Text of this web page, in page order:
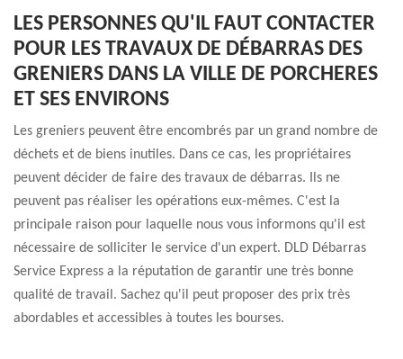
LES PERSONNES QU'IL FAUT CONTACTER
POUR LES TRAVAUX DE DÉBARRAS DES
GRENIERS DANS LA VILLE DE PORCHERES
ET SES ENVIRONS
Les greniers peuvent être encombrés par un grand nombre de
déchets et de biens inutiles. Dans ce cas, les propriétaires
peuvent décider de faire des travaux de débarras. Ils ne
peuvent pas réaliser les opérations eux-mêmes. C'est la
principale raison pour laquelle nous vous informons qu'il est
nécessaire de solliciter le service d'un expert. DLD Débarras
Service Express a la réputation de garantir une très bonne
qualité de travail. Sachez qu'il peut proposer des prix très
abordables et accessibles à toutes les bourses.